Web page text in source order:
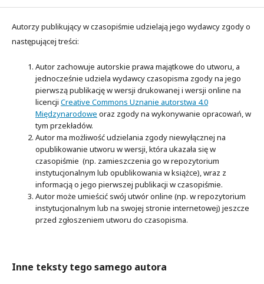
Autorzy publikujący w czasopiśmie udzielają jego wydawcy zgody o
następującej treści:
Autor zachowuje autorskie prawa majątkowe do utworu, a
jednocześnie udziela wydawcy czasopisma zgody na jego
pierwszą publikację w wersji drukowanej i wersji online na
licencji Creative Commons Uznanie autorstwa 4.0
Międzynarodowe oraz zgody na wykonywanie opracowań, w
tym przekładów.
Autor ma możliwość udzielania zgody niewyłącznej na
opublikowanie utworu w wersji, która ukazała się w
czasopiśmie (np. zamieszczenia go w repozytorium
instytucjonalnym lub opublikowania w książce), wraz z
informacją o jego pierwszej publikacji w czasopiśmie.
Autor może umieścić swój utwór online (np. w repozytorium
instytucjonalnym lub na swojej stronie internetowej) jeszcze
przed zgłoszeniem utworu do czasopisma.
Inne teksty tego samego autora